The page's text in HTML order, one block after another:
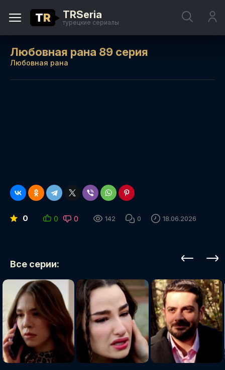
TR TRSeria
турецкие сериалы
Любовная рана 89 серия
Любовная рана
0 0 0 142 0 18.06.2026
Все серии: